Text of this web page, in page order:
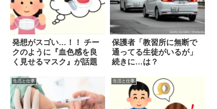
発想がスゴい…！！ チー
クのように『血色感を良
く見せるマスク』が話題
保護者「教習所に無断で
通ってる生徒がいるが」
続きに…は？
生活と仕事 生活と仕事